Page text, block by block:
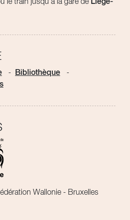
le train jusqu’à la gare de Liège-
Bibliothèque
Wallonie - Bruxelles